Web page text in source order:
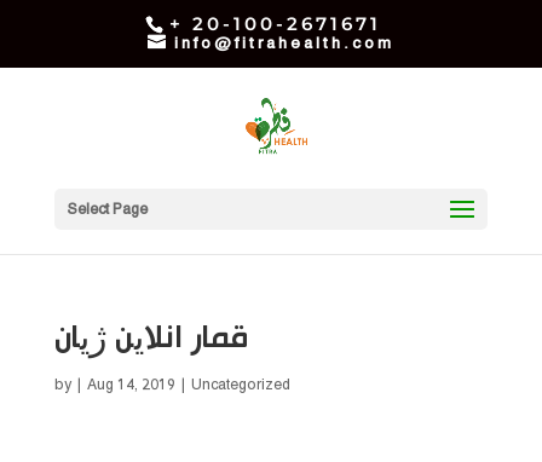
+ 20-100-2671671
info@fitrahealth.com
Select Page
قمار انلاین ژیان
by Aug 14, 2019 | Uncategorized